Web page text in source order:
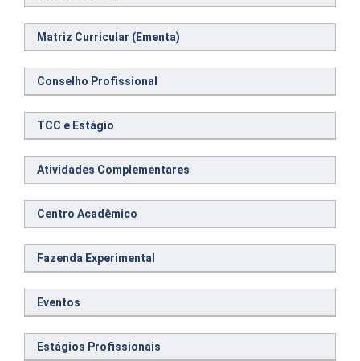
Matriz Curricular (Ementa)
Conselho Profissional
TCC e Estágio
Atividades Complementares
Centro Acadêmico
Fazenda Experimental
Eventos
Estágios Profissionais